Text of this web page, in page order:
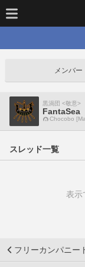
メンバー
黒渦団 <敬意>
FantaSea
Chocobo
スレッド一覧
表示
フリーカンパニー